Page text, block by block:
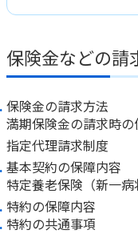
保険金などの請
保険金の請求方法
満期保険金の請求時
指定代理請求制度
基本契約の保障内容
特定養老保険（新一病
特約の保障内容
特約の共通事項